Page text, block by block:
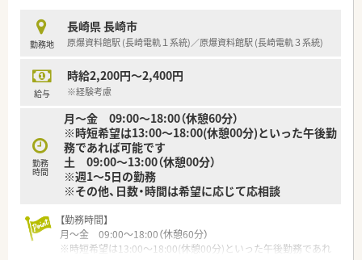
■代表も薬剤師として現場の状況を把握することに努め、スタッ
フとの距離が近いです。
■薬剤師の業務負担を軽減するため、2024年8月にピッキングロ
う心掛けております
■週1日～、時間の相談も可能です☆Wワークをご希望の方もお
問合せ下さい！
■パートの方にも賞与を寸志支給あり！長く働ける方をお待ちし
ております。
※駐車場は無いため公共交通機関での通勤となります
勤務地
長崎県 長崎市
原爆資料館駅 (長崎電軌１系統)／原爆資料館駅 (長崎電軌３系統)
給与
時給2,200円～2,400円
※経験考慮
勤務
時間
月～金 09:00～18:00（休憩60分）
※時短希望は13:00～18:00(休憩00分)といった午後勤
務であれば可能です
土 09:00～13:00（休憩00分）
※週1～5日の勤務
※その他、日数・時間は希望に応じて応相談
【勤務時間】
月～金 09:00～18:00（休憩60分）
※時短希望は13:00～18:00(休憩00分)といった午後勤務であれ